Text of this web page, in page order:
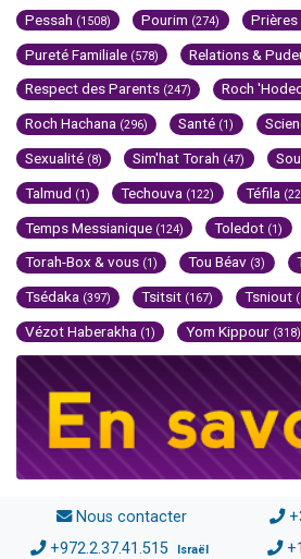
Pessah (1508) Pourim (274) Prières
Pureté Familiale (578) Relations &
Respect des Parents (247) Roch
Roch Hachana (296) Santé (1)
Sexualité (8) Sim'hat Torah (47)
Talmud (1) Techouva (122) Téfila
Temps Messianique (124) Toledot (1)
Torah-Box & vous (1) Tou Béav (3)
Tsédaka (397) Tsitsit (167) Tsniout
Vézot Haberakha (1) Yom Kippour (318)
Nous contacter
+972.2.37.41.515 Israël